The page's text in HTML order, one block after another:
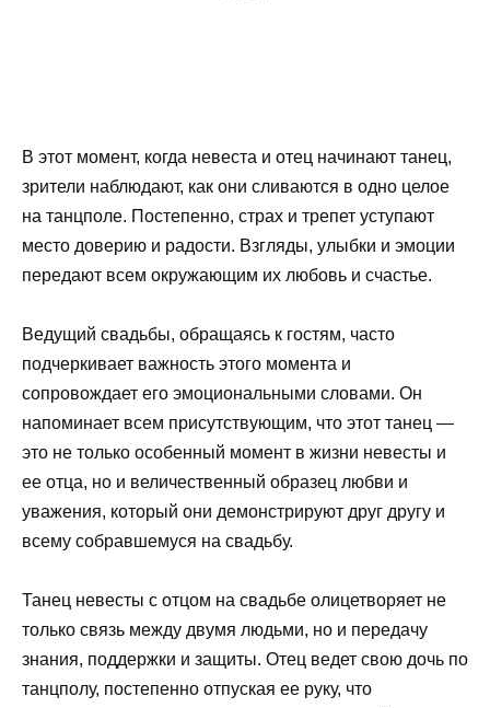
В этот момент, когда невеста и отец начинают танец,
зрители наблюдают, как они сливаются в одно целое
на танцполе. Постепенно, страх и трепет уступают
место доверию и радости. Взгляды, улыбки и эмоции
передают всем окружающим их любовь и счастье.
Ведущий свадьбы, обращаясь к гостям, часто
подчеркивает важность этого момента и
сопровождает его эмоциональными словами. Он
напоминает всем присутствующим, что этот танец —
это не только особенный момент в жизни невесты и
ее отца, но и величественный образец любви и
уважения, который они демонстрируют друг другу и
всему собравшемуся на свадьбу.
Танец невесты с отцом на свадьбе олицетворяет не
только связь между двумя людьми, но и передачу
знания, поддержки и защиты. Отец ведет свою дочь по
танцполу, постепенно отпуская ее руку, что